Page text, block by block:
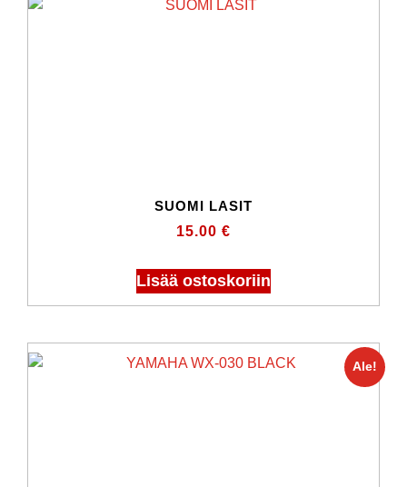
SUOMI LASIT
15.00 €
Lisää ostoskoriin
Ale!